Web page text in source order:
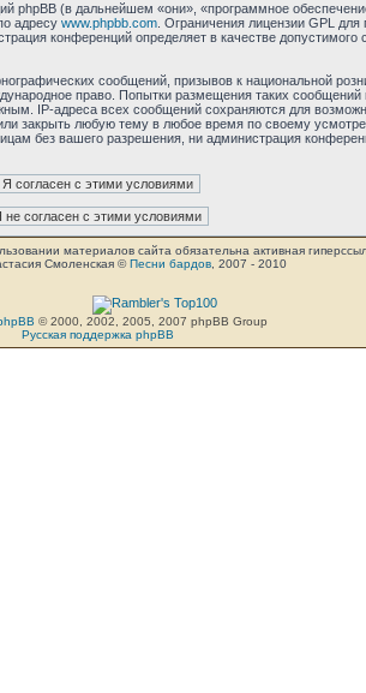
(в дальнейшем «они», «программное
адресу www.phpbb.com. Ограничения лицензии GPL для
конференций определяет в качестве
сообщений, призывов к национальной
право. Попытки размещения таких
IP-адреса всех сообщений сохраняются для
закрыть любую тему в любое время по своему
без вашего разрешения, ни администрация
материалов сайта обязательна активная
Смоленская ©Песни бардов , 2007 - 2010
© 2000, 2002, 2005, 2007 phpBB Group
Русская поддержка phpBB